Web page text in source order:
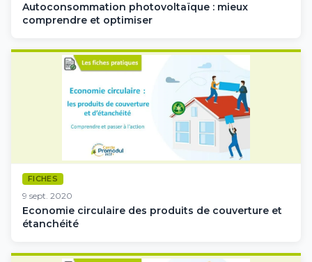
Autoconsommation photovoltaïque : mieux
comprendre et optimiser
FICHES
9 sept. 2020
Economie circulaire des produits de couverture et
étanchéité